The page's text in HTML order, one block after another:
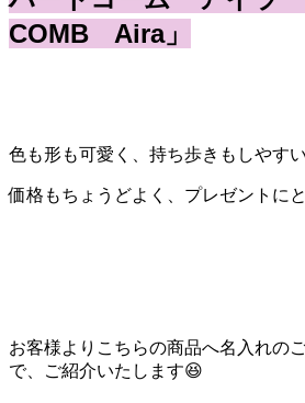
COMB Aira」
色も形も可愛く、持ち歩きもしやす
価格もちょうどよく、プレゼントに
お客様よりこちらの商品へ名入れの
で、ご紹介いたします😆